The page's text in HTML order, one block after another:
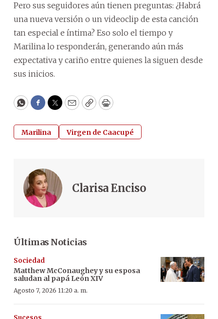
Pero sus seguidores aún tienen preguntas: ¿Habrá
una nueva versión o un videoclip de esta canción
tan especial e íntima? Eso solo el tiempo y
Marilina lo responderán, generando aún más
expectativa y cariño entre quienes la siguen desde
sus inicios.
WhatsApp
Facebook
Twitter
EmailCopyPrint
Marilina Virgen de Caacupé
Clarisa Enciso
Últimas Noticias
Sociedad
Matthew McConaughey y su esposa
saludan al papá León XIV
Agosto 7, 2026 11:20 a. m.